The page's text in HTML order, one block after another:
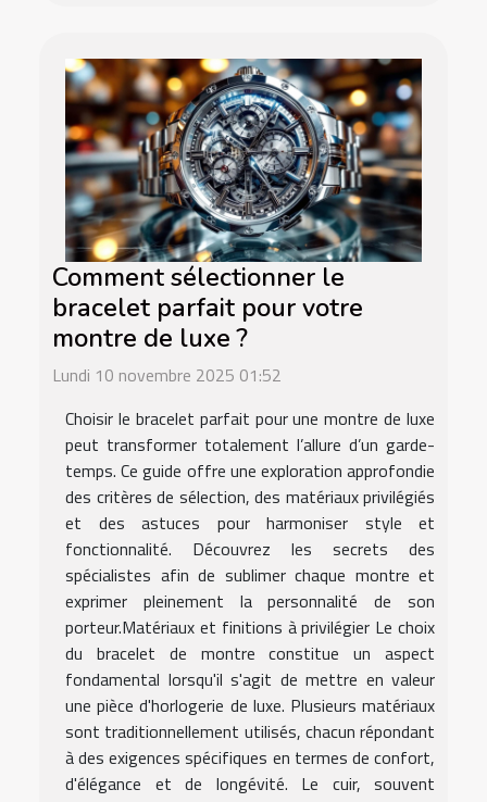
Comment sélectionner le
bracelet parfait pour votre
montre de luxe ?
Lundi 10 novembre 2025 01:52
Choisir le bracelet parfait pour une montre de luxe
peut transformer totalement l’allure d’un garde-
temps. Ce guide offre une exploration approfondie
des critères de sélection, des matériaux privilégiés
et des astuces pour harmoniser style et
fonctionnalité. Découvrez les secrets des
spécialistes afin de sublimer chaque montre et
exprimer pleinement la personnalité de son
porteur.Matériaux et finitions à privilégier Le choix
du bracelet de montre constitue un aspect
fondamental lorsqu'il s'agit de mettre en valeur
une pièce d'horlogerie de luxe. Plusieurs matériaux
sont traditionnellement utilisés, chacun répondant
à des exigences spécifiques en termes de confort,
d'élégance et de longévité. Le cuir, souvent